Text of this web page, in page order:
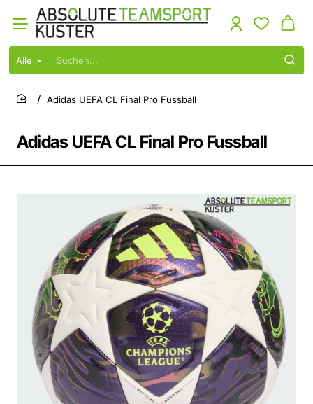
Alle
Suchen...
Adidas UEFA CL Final Pro Fussball
home
Adidas UEFA CL Final Pro Fussball